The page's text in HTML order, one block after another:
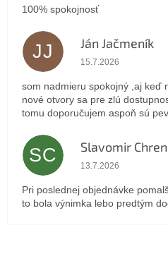
100% spokojnosť
JJ Ján Jačmeník
Hodnotenie
15.7.2026
som nadmieru spokojný ,aj keď
nové otvory sa pre zlú
tomu doporučujem aspoň sú
SC Slavomir
Hodnotenie
13.7.2026
Pri poslednej objednávke
to bola výnimka lebo predtým